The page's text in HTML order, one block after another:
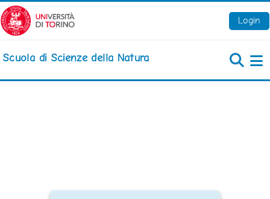
Vai al contenuto principale
Login
Scuola di Scienze della Natura